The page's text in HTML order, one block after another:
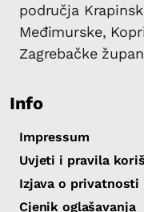
područja
Međimurske,
Zagrebačke
Info
Impressum
Uvjeti i pravila
Izjava o
Cjenik oglašavanja